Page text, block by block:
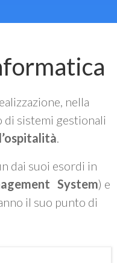
nella
sistemi gestionali
dai suoi esordi in
System) e
il suo punto di